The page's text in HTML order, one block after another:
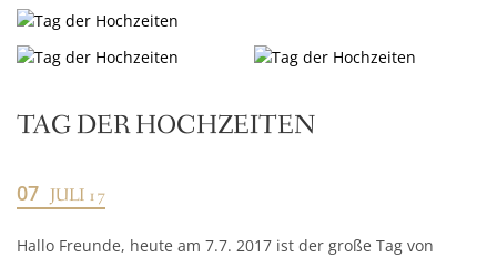
TAG DER HOCHZEITEN
07 JULI 17
Hallo Freunde, heute am 7.7. 2017 ist der große Tag von